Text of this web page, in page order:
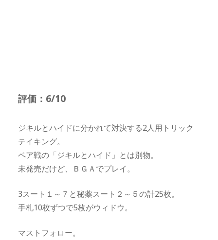
評価：6/10
ジキルとハイドに分かれて対決する2人用トリック
テイキング。
ペア戦の「ジキルとハイド」とは別物。
未発売だけど、ＢＧＡでプレイ。
3スート１～７と秘薬スート２～５の計25枚。
手札10枚ずつで5枚がウィドウ。
マストフォロー。